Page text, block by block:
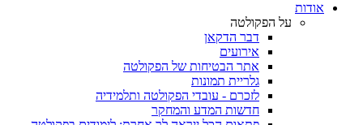
אודות
על הפקולטה
דבר הדקאן
אירועים
אתר הבטיחות של הפקולטה
גלריית תמונות
לזכרם - עובדי הפקולטה ותלמידיה
חדשות המדע והמחקר